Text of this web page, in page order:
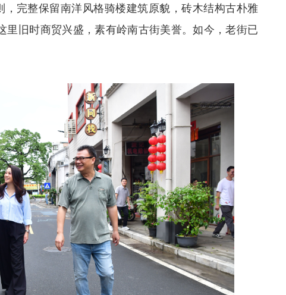
，完整保留南洋风格骑楼建筑原貌，砖木结构古朴雅
里旧时商贸兴盛，素有岭南古街美誉。如今，老街已